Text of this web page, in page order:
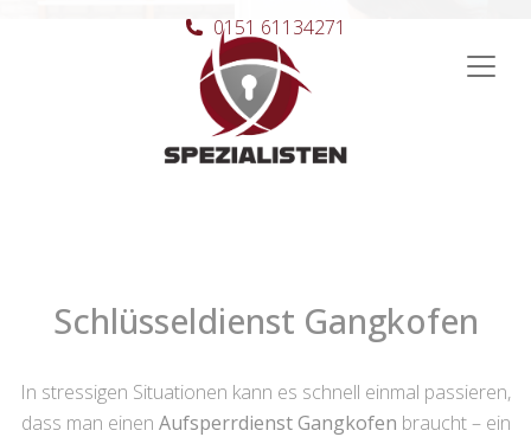
Hauptnavigation
0151 61134271
Schlüsseldienst Gangkofen
In stressigen Situationen kann es schnell einmal passieren,
dass man einen Aufsperrdienst Gangkofen braucht – ein